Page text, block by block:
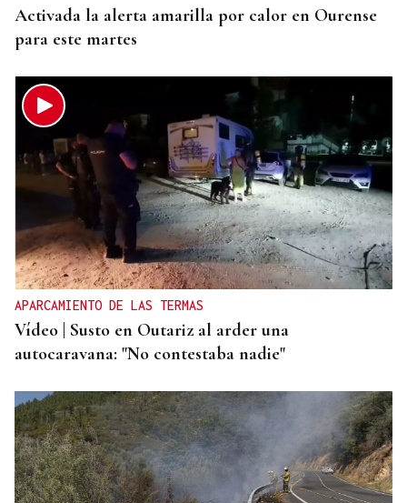
Activada la alerta amarilla por calor en Ourense
para este martes
APARCAMIENTO DE LAS TERMAS
Vídeo | Susto en Outariz al arder una
autocaravana: "No contestaba nadie"